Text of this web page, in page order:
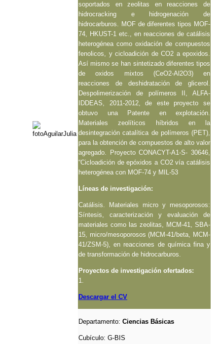
soportados en zeolitas en reacciones de
hidrocracking e hidrogenación de
hidrocarburos. MOF de diferentes tipos MOF-
74, HKUST-1 etc., en reacciones de catálisis
heterogénea como oxidación de compuestos
fenolicos, y cicloadición de CO2 a epoxidos.
Así mismo se han sintetizado diferentes tipos
de oxidos mixtos (CeO2-Al2O3) en
reacciones de deshidratación de glicerol.
Despolimerización de polímeros II, ALFA-
IDDEAS, 2011-2012, de este proyecto se
obtuvo una Patente en explotación.
Materiales zeolíticos híbridos en la
desintegración catalítica de polímeros (PET),
para la obtención de compuestos de alto valor
agregado. Proyecto CONACYT-A1-S- 30646,
“Cicloadición de epóxidos a CO2 vía catálisis
heterogénea con MOF-74 y MIL-53
Líneas de investigación:
Catálisis. Materiales micro y mesoporosos:
Síntesis, caracterización y evaluación de
materiales como las zeolitas, MCM-41, SBA-
15, micro/mesoporosos (MCM-41/beta, MCM-
41/ZSM-5), en reacciones de química fina y
de transformación de hidrocarburos.
Proyectos de investigación ofertados:
1.
Descargar el CV
Departamento: Ciencias Básicas
Cubículo: G-BIS